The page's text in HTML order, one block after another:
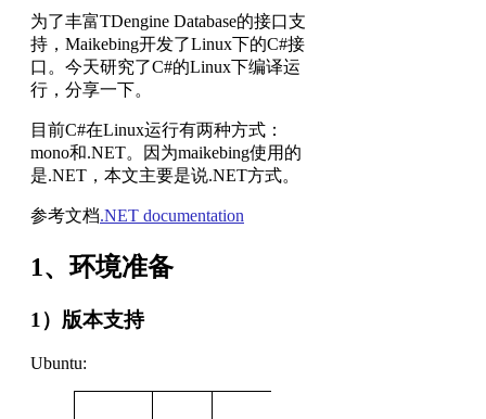
为了丰富TDengine Database的接口支
持，Maikebing开发了Linux下的C#接
口。今天研究了C#的Linux下编译运
行，分享一下。
目前C#在Linux运行有两种方式：
mono和.NET。因为maikebing使用的
是.NET，本文主要是说.NET方式。
参考文档.NET documentation
1、环境准备
1）版本支持
Ubuntu: